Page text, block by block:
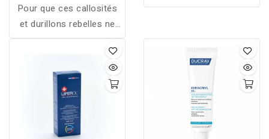
d'application, il est
primordial d'appliquer
cette crème sur les
quotidiennement.
Pour que ces callosités
et durillons rebelles ne
reparaissent plus vous
pouvez utiliser en plus de
cette crème une crème
préventive comme SVR
Xérial 30.
hypersensibles au soleil
adulte Absorption rapide,
fini non gras SPF50+